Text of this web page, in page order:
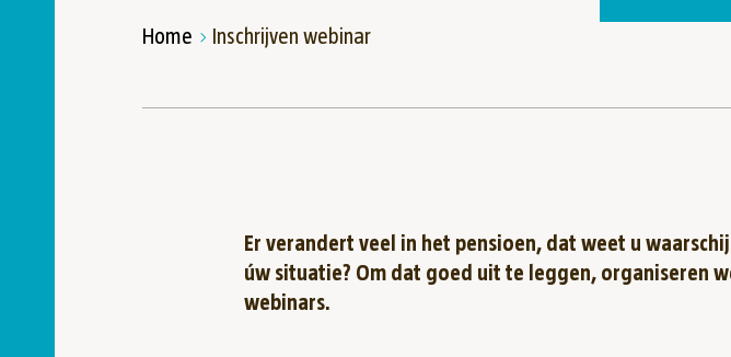
Home Inschrijven webinar
Er verandert veel in het pensioen, dat weet u
úw situatie? Om dat goed uit te leggen, organiseren
webinars.